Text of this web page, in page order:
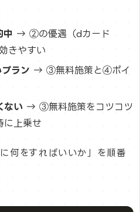
中 → ②の優遇（dカード
きやすい
ラン → ③無料施策と④ポイ
ない → ③無料施策をコツコツ
に上乗せ
何をすればいいか」を順番